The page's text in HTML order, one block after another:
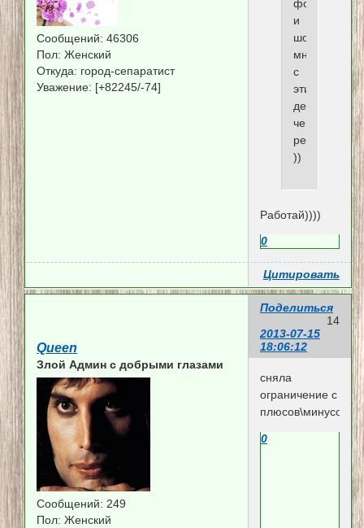
Сообщений: 46306
Пол: Женский
Откуда: город-сепаратист
Уважение: [+82245/-74]
форуме:
и
шо
мне
с
этим
делать?/
чешет
репу/
))
Работай))))
0
Цитировать
Поделиться
14
2013-07-15
18:06:12
Queen
Злой Админ c добрыми глазами
Сообщений: 249
Пол: Женский
сняла
ограничение с
плюсов\минусов
0